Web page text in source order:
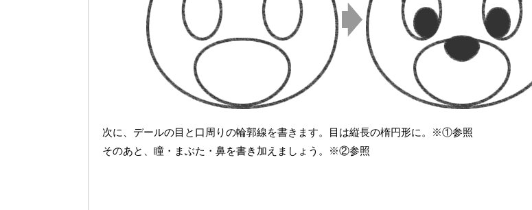
次に、デールの目と口周りの輪郭線を書きます。目は縦長の楕円形に。※①参照
そのあと、瞳・まぶた・鼻を書き加えましょう。※②参照